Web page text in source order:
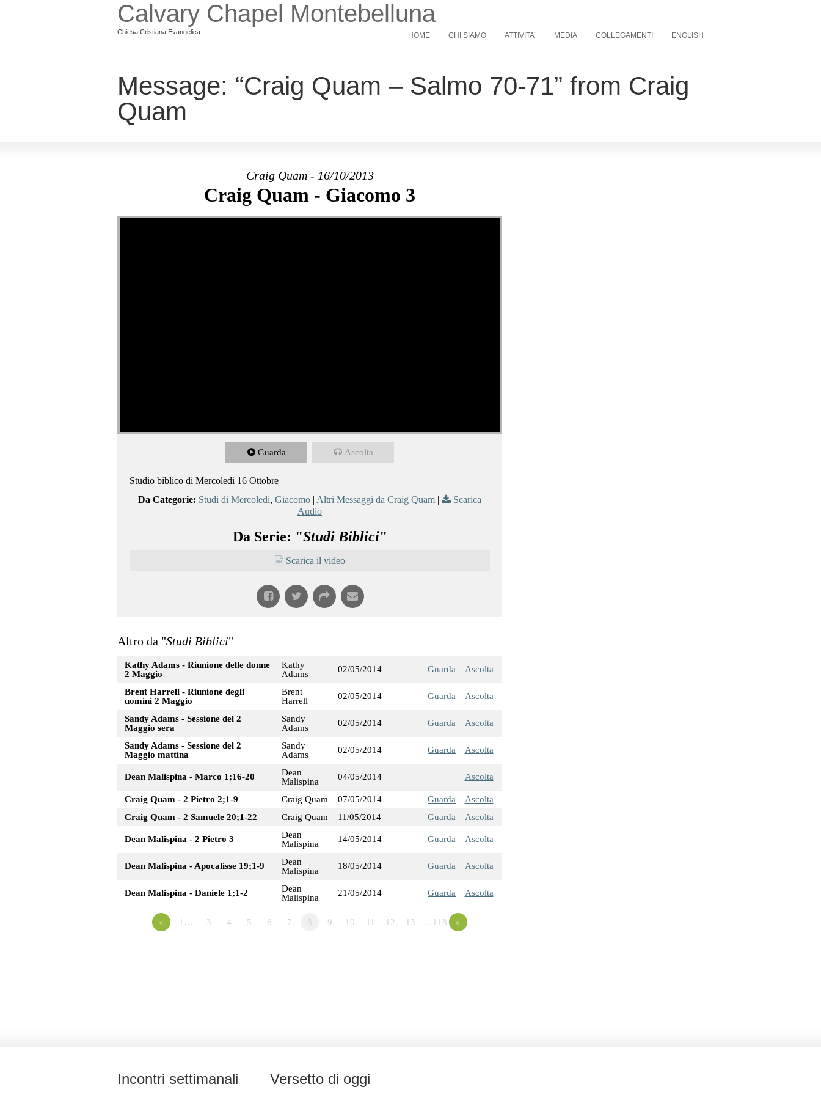
Calvary Chapel Montebelluna
Chiesa Cristiana Evangelica HOME CHI SIAMO ATTIVITA’ MEDIA COLLEGAMENTI ENGLISH
Message: “Craig Quam – Salmo 70-71” from Craig
Quam
Craig Quam - 16/10/2013
Craig Quam - Giacomo 3
Guarda Ascolta
Studio biblico di Mercoledi 16 Ottobre
Da Categorie: Studi di Mercoledi, Giacomo | Altri Messaggi da Craig Quam |
Scarica
Audio
Da Serie: "Studi Biblici"
Scarica il video
Altro da "Studi Biblici"
Kathy Adams - Riunione delle donne
2 Maggio
Kathy
Adams
02/05/2014 Guarda Ascolta
Brent Harrell - Riunione degli
uomini 2 Maggio
Brent
Harrell
02/05/2014 Guarda Ascolta
Sandy Adams - Sessione del 2
Maggio sera
Sandy
Adams
02/05/2014 Guarda Ascolta
Sandy Adams - Sessione del 2
Maggio mattina
Sandy
Adams
02/05/2014 Guarda Ascolta
Dean Malispina - Marco 1;16-20
Dean
Malispina
04/05/2014 Ascolta
Craig Quam - 2 Pietro 2;1-9 Craig Quam 07/05/2014 Guarda
Ascolta
Craig Quam - 2 Samuele 20;1-22
Craig Quam 11/05/2014 Guarda Ascolta
Dean Malispina - 2 Pietro 3
Dean
Malispina
14/05/2014 Guarda Ascolta
Dean Malispina - Apocalisse 19;1-9
Dean
Malispina
18/05/2014 Guarda Ascolta
Dean Malispina - Daniele 1;1-2
Dean
Malispina
21/05/2014 Guarda Ascolta
« 1… 3 4 5 6 7 8 9 10 11 12 13 …118 »
Incontri settimanali Versetto di oggi